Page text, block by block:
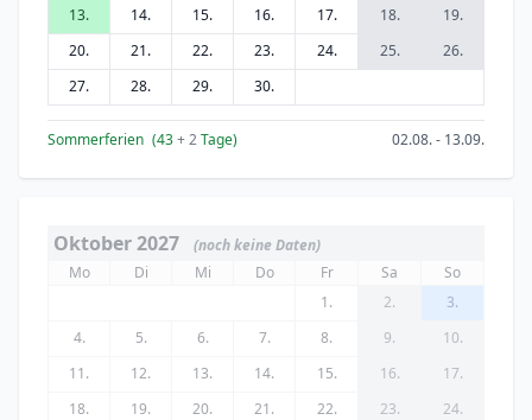
13.
14. 15. 16. 17. 18.
19.
20.
21. 22. 23. 24. 25.
26.
27.
28. 29. 30.
Sommerferien (43+ 2Tage) 02.08. - 13.09.
Oktober 2027
(noch keine Daten)
Mo
Di Mi Do Fr Sa
So
1.
2.
3.
4.
5. 6. 7. 8. 9.
10.
11.
12. 13. 14. 15. 16.
17.
18.
19. 20. 21. 22. 23.
24.